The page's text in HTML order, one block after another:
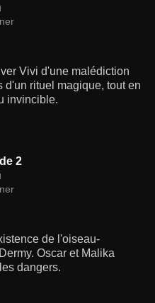
Vivi d'une malédiction
rituel magique, tout en
invincible.
2
de l'oiseau-
Oscar et Malika
dangers.